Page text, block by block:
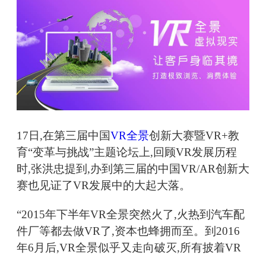
17日,在第三届中国VR全景创新大赛暨VR+教
育“变革与挑战”主题论坛上,回顾VR发展历程
时,张洪忠提到,办到第三届的中国VR/AR创新大
赛也见证了VR发展中的大起大落。
“2015年下半年VR全景突然火了,火热到汽车配
件厂等都去做VR了,资本也蜂拥而至。到2016
年6月后,VR全景似乎又走向破灭,所有披着VR